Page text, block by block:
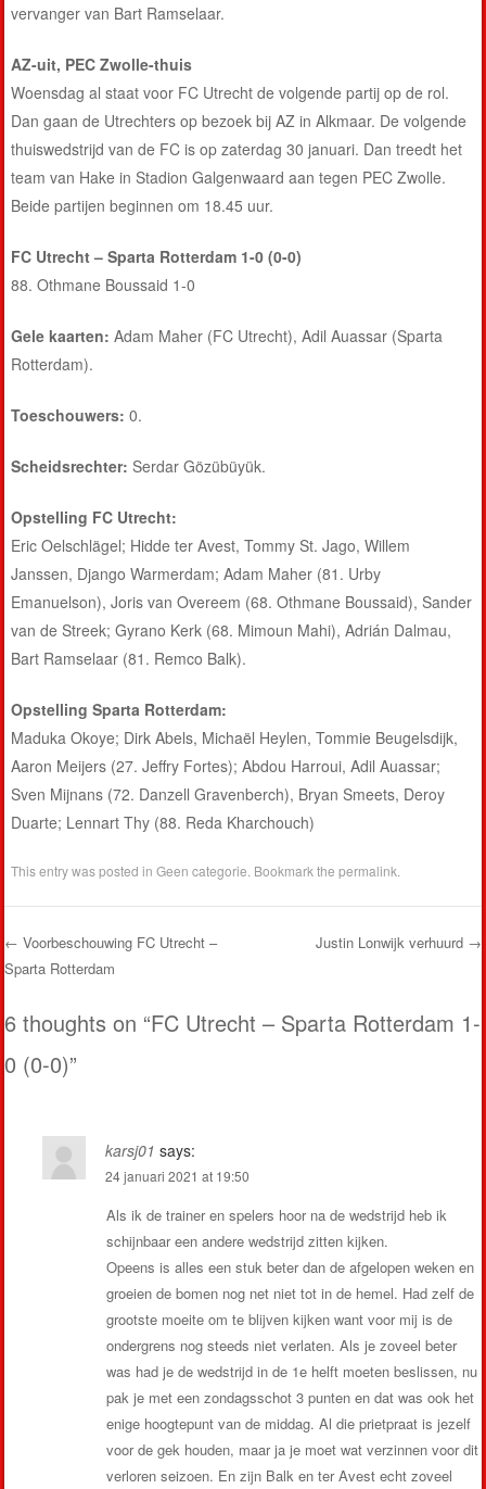
vervanger van Bart Ramselaar.
AZ-uit, PEC Zwolle-thuis
Woensdag al staat voor FC Utrecht de volgende partij op de rol.
Dan gaan de Utrechters op bezoek bij AZ in Alkmaar. De volgende
thuiswedstrijd van de FC is op zaterdag 30 januari. Dan treedt het
team van Hake in Stadion Galgenwaard aan tegen PEC Zwolle.
Beide partijen beginnen om 18.45 uur.
FC Utrecht – Sparta Rotterdam 1-0 (0-0)
88. Othmane Boussaid 1-0
Gele kaarten: Adam Maher (FC Utrecht), Adil Auassar (Sparta
Rotterdam).
Toeschouwers: 0.
Scheidsrechter: Serdar Gözübüyük.
Opstelling FC Utrecht:
Eric Oelschlägel; Hidde ter Avest, Tommy St. Jago, Willem
Janssen, Django Warmerdam; Adam Maher (81. Urby
Emanuelson), Joris van Overeem (68. Othmane Boussaid), Sander
van de Streek; Gyrano Kerk (68. Mimoun Mahi), Adrián Dalmau,
Bart Ramselaar (81. Remco Balk).
Opstelling Sparta Rotterdam:
Maduka Okoye; Dirk Abels, Michaël Heylen, Tommie Beugelsdijk,
Aaron Meijers (27. Jeffry Fortes); Abdou Harroui, Adil Auassar;
Sven Mijnans (72. Danzell Gravenberch), Bryan Smeets, Deroy
Duarte; Lennart Thy (88. Reda Kharchouch)
This entry was posted inGeen categorie . Bookmark thepermalink
Post navigation
← Voorbeschouwing FC Utrecht –
Sparta Rotterdam
Justin Lonwijk verhuurd →
6 thoughts on “FC Utrecht – Sparta Rotterdam 1-
0 (0-0)”
karsj01 says:
24 januari 2021 at 19:50
Als ik de trainer en spelers hoor na de wedstrijd heb ik
schijnbaar een andere wedstrijd zitten kijken.
Opeens is alles een stuk beter dan de afgelopen weken en
groeien de bomen nog net niet tot in de hemel. Had zelf de
grootste moeite om te blijven kijken want voor mij is de
ondergrens nog steeds niet verlaten. Als je zoveel beter
was had je de wedstrijd in de 1e helft moeten beslissen, nu
pak je met een zondagsschot 3 punten en dat was ook het
enige hoogtepunt van de middag. Al die prietpraat is jezelf
voor de gek houden, maar ja je moet wat verzinnen voor dit
verloren seizoen. En zijn Balk en ter Avest echt zoveel